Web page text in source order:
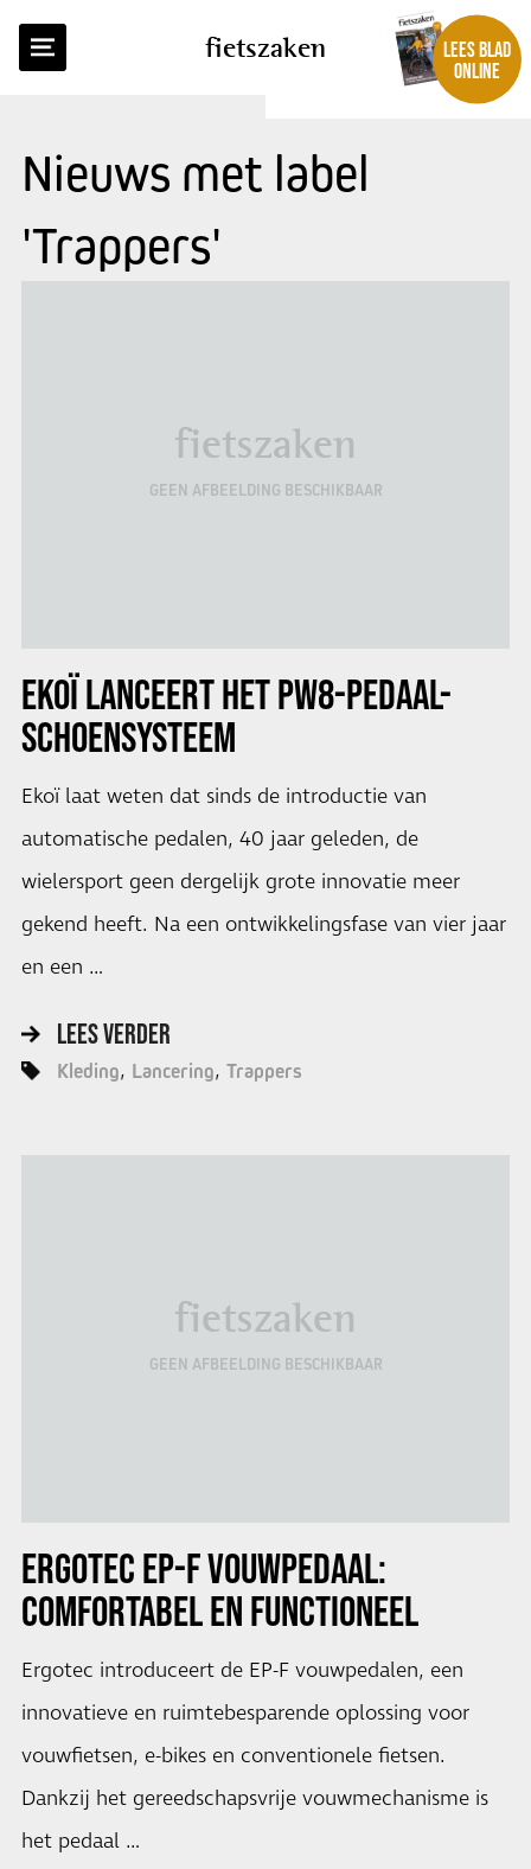
fietszaken
LEES BLAD
ONLINE
Nieuws met label
'Trappers'
fietszaken
GEEN AFBEELDING BESCHIKBAAR
EKOÏ LANCEERT HET PW8-PEDAAL-
SCHOENSYSTEEM
Ekoï laat weten dat sinds de introductie van
automatische pedalen, 40 jaar geleden, de
wielersport geen dergelijk grote innovatie meer
gekend heeft. Na een ontwikkelingsfase van vier jaar
en een …
LEES VERDER
Kleding Lancering Trappers
fietszaken
GEEN AFBEELDING BESCHIKBAAR
ERGOTEC EP-F VOUWPEDAAL:
COMFORTABEL EN FUNCTIONEEL
Ergotec introduceert de EP-F vouwpedalen, een
innovatieve en ruimtebesparende oplossing voor
vouwfietsen, e-bikes en conventionele fietsen.
Dankzij het gereedschapsvrije vouwmechanisme is
het pedaal …